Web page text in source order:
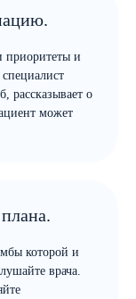
приоритеты и
рассказывает о
может
которой и
врача.